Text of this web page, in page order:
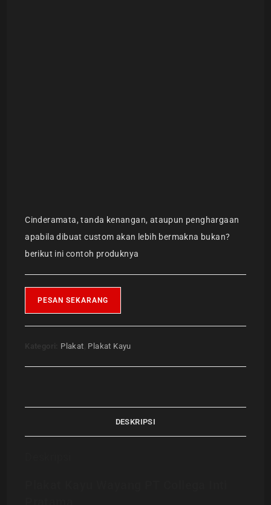
Cinderamata, tanda kenangan, ataupun penghargaan
apabila dibuat custom akan lebih bermakna bukan?
berikut ini contoh produknya
PESAN SEKARANG
Plakat Plakat Kayu
DESKRIPSI